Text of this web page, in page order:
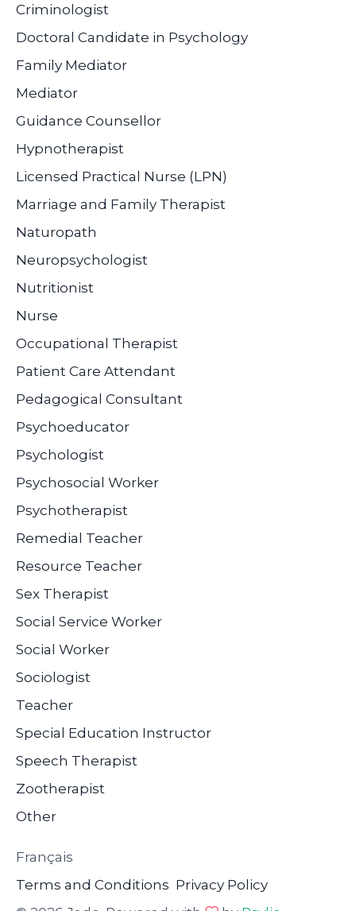
Criminologist
Doctoral Candidate in Psychology
Family Mediator
Mediator
Guidance Counsellor
Hypnotherapist
Licensed Practical Nurse (LPN)
Marriage and Family Therapist
Naturopath
Neuropsychologist
Nutritionist
Nurse
Occupational Therapist
Patient Care Attendant
Pedagogical Consultant
Psychoeducator
Psychologist
Psychosocial Worker
Psychotherapist
Remedial Teacher
Resource Teacher
Sex Therapist
Social Service Worker
Social Worker
Sociologist
Teacher
Special Education Instructor
Speech Therapist
Zootherapist
Other
Français
Terms and Conditions Privacy Policy